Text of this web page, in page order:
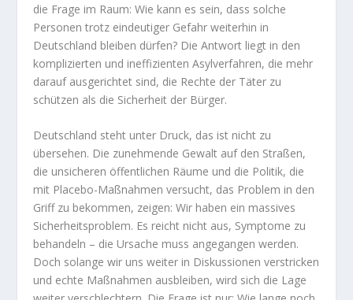
die Frage im Raum: Wie kann es sein, dass solche
Personen trotz eindeutiger Gefahr weiterhin in
Deutschland bleiben dürfen? Die Antwort liegt in den
komplizierten und ineffizienten Asylverfahren, die mehr
darauf ausgerichtet sind, die Rechte der Täter zu
schützen als die Sicherheit der Bürger.
Deutschland steht unter Druck, das ist nicht zu
übersehen. Die zunehmende Gewalt auf den Straßen,
die unsicheren öffentlichen Räume und die Politik, die
mit Placebo-Maßnahmen versucht, das Problem in den
Griff zu bekommen, zeigen: Wir haben ein massives
Sicherheitsproblem. Es reicht nicht aus, Symptome zu
behandeln – die Ursache muss angegangen werden.
Doch solange wir uns weiter in Diskussionen verstricken
und echte Maßnahmen ausbleiben, wird sich die Lage